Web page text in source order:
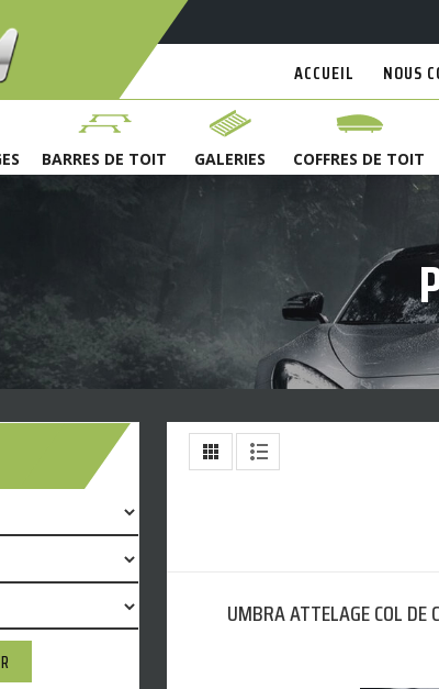
ACCUEIL NOUS
BARRES DE TOIT GALERIES COFFRES DE TOIT
UMBRA ATTELAGE COL DE